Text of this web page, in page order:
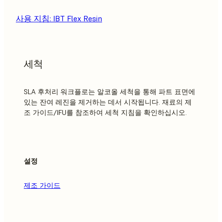
사용 지침: IBT Flex Resin
세척
SLA 후처리 워크플로는 알코올 세척을 통해 파트 표면에
있는 잔여 레진을 제거하는 데서 시작됩니다. 재료의 제
조 가이드/IFU를 참조하여 세척 지침을 확인하십시오.
설정
제조 가이드